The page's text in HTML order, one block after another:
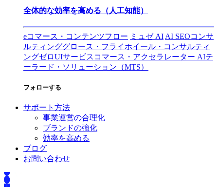
全体的な効率を高める（人工知能）
eコマース・コンテンツフロー ミュゼ AI AI SEOコンサ
ルティンググロース・フライホイール・コンサルティ
ングゼロUIサービス コマース・アクセラレーター AIテ
ーラード・ソリューション（MTS）
フォローする
サポート方法
事業運営の合理化
ブランドの強化
効率を高める
ブログ
お問い合わせ